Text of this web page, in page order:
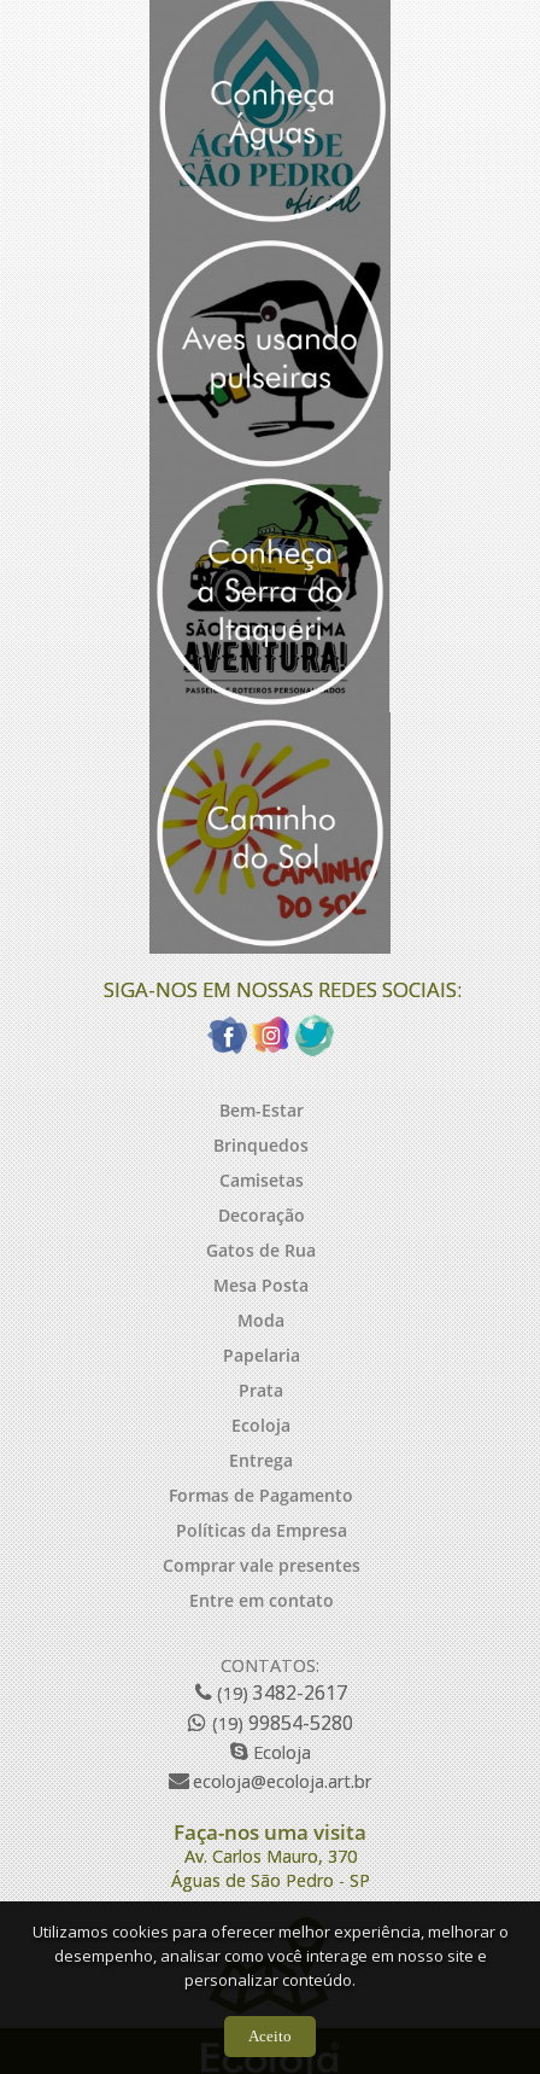
SIGA-NOS EM NOSSAS REDES SOCIAIS:
Bem-Estar
Brinquedos
Camisetas
Decoração
Gatos de Rua
Mesa Posta
Moda
Papelaria
Prata
Ecoloja
Entrega
Formas de Pagamento
Políticas da Empresa
Comprar vale presentes
Entre em contato
CONTATOS:
(19)3482-2617
(19)99854-5280
Ecoloja
ecoloja@ecoloja.art.br
Faça-nos uma visita
Av. Carlos Mauro, 370
Águas de São Pedro - SP
Utilizamos cookies para oferecer melhor experiência, melhorar o
desempenho, analisar como você interage em nosso site e
personalizar conteúdo.
Aceito